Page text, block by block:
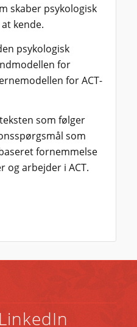
skaber psykologisk
kende.
psykologisk
for
for ACT-
som følger
som
fornemmelse
arbejder i ACT.